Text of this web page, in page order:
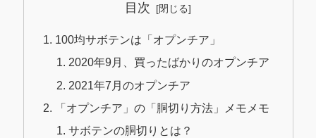
目次
100均サボテンは「オプンチア」
2020年9月、買ったばかりのオプンチア
2021年7月のオプンチア
「オプンチア」の「胴切り方法」メモメモ
サボテンの胴切りとは？